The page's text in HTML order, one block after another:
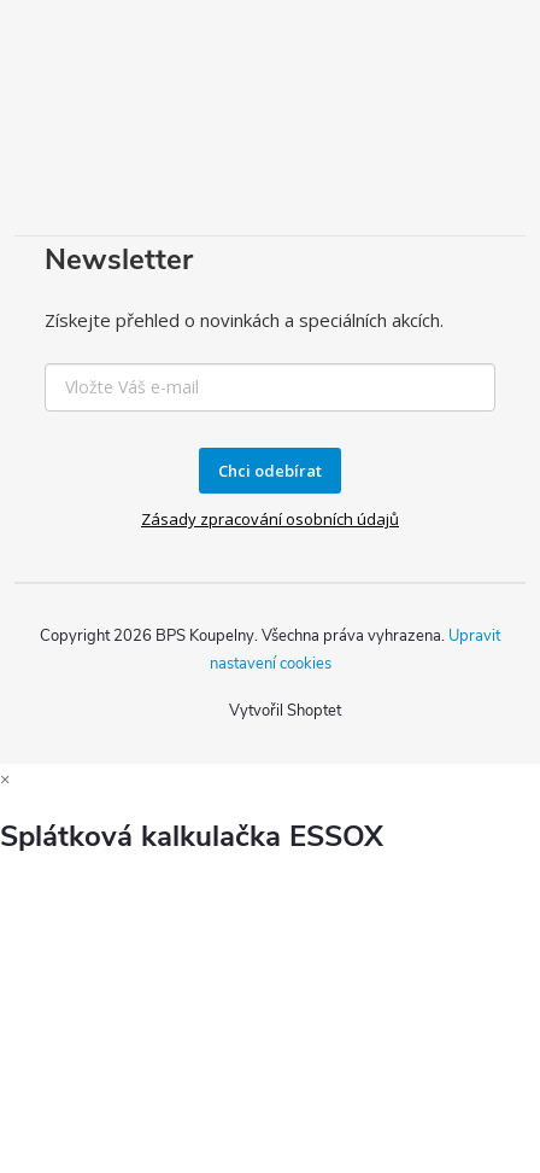
Newsletter
Získejte přehled o novinkách a speciálních akcích.
Chci odebírat
Zásady zpracování osobních údajů
Vytvořil Shoptet
Copyright 2026 BPS Koupelny. Všechna práva vyhrazena. Upravit
nastavení cookies
×
Splátková kalkulačka ESSOX